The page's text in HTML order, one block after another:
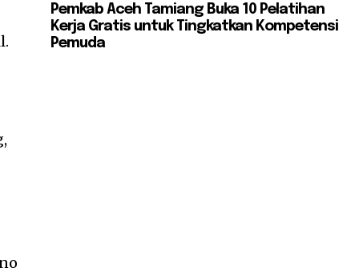
Pemkab Aceh Tamiang Buka 10 Pelatihan
Kerja Gratis untuk Tingkatkan Kompetensi
Pemuda